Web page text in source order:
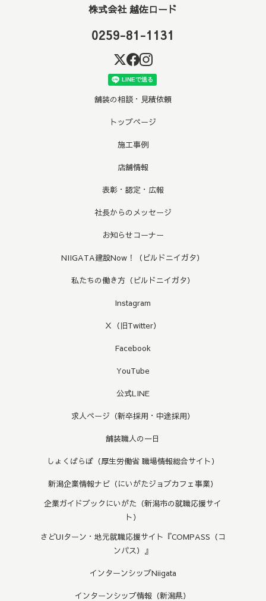
株式会社 越佐ロード
0259-81-1131
舗装の相談・見積依頼
トップページ
施工事例
店舗情報
表彰・認定・広報
社長からのメッセージ
お知らせコーナー
NIIGATA建設Now！（ビルドニイガタ）
私たちの働き方（ビルドニイガタ）
Instagram
Ｘ（旧Twitter）
Facebook
YouTube
公式LINE
求人ページ（新卒採用・中途採用）
舗装職人の一日
しょくばらぼ（厚生労働省 職場情報総合サイト）
新潟企業情報ナビ（にいがたジョブカフェ事業）
企業ガイドブックにいがた（新潟市の就職応援サイ
ト）
さどUIターン・地元就職応援サイト『COMPASS（コ
ンパス）』
インターンシップNiigata
インターンシップ情報（新潟県）